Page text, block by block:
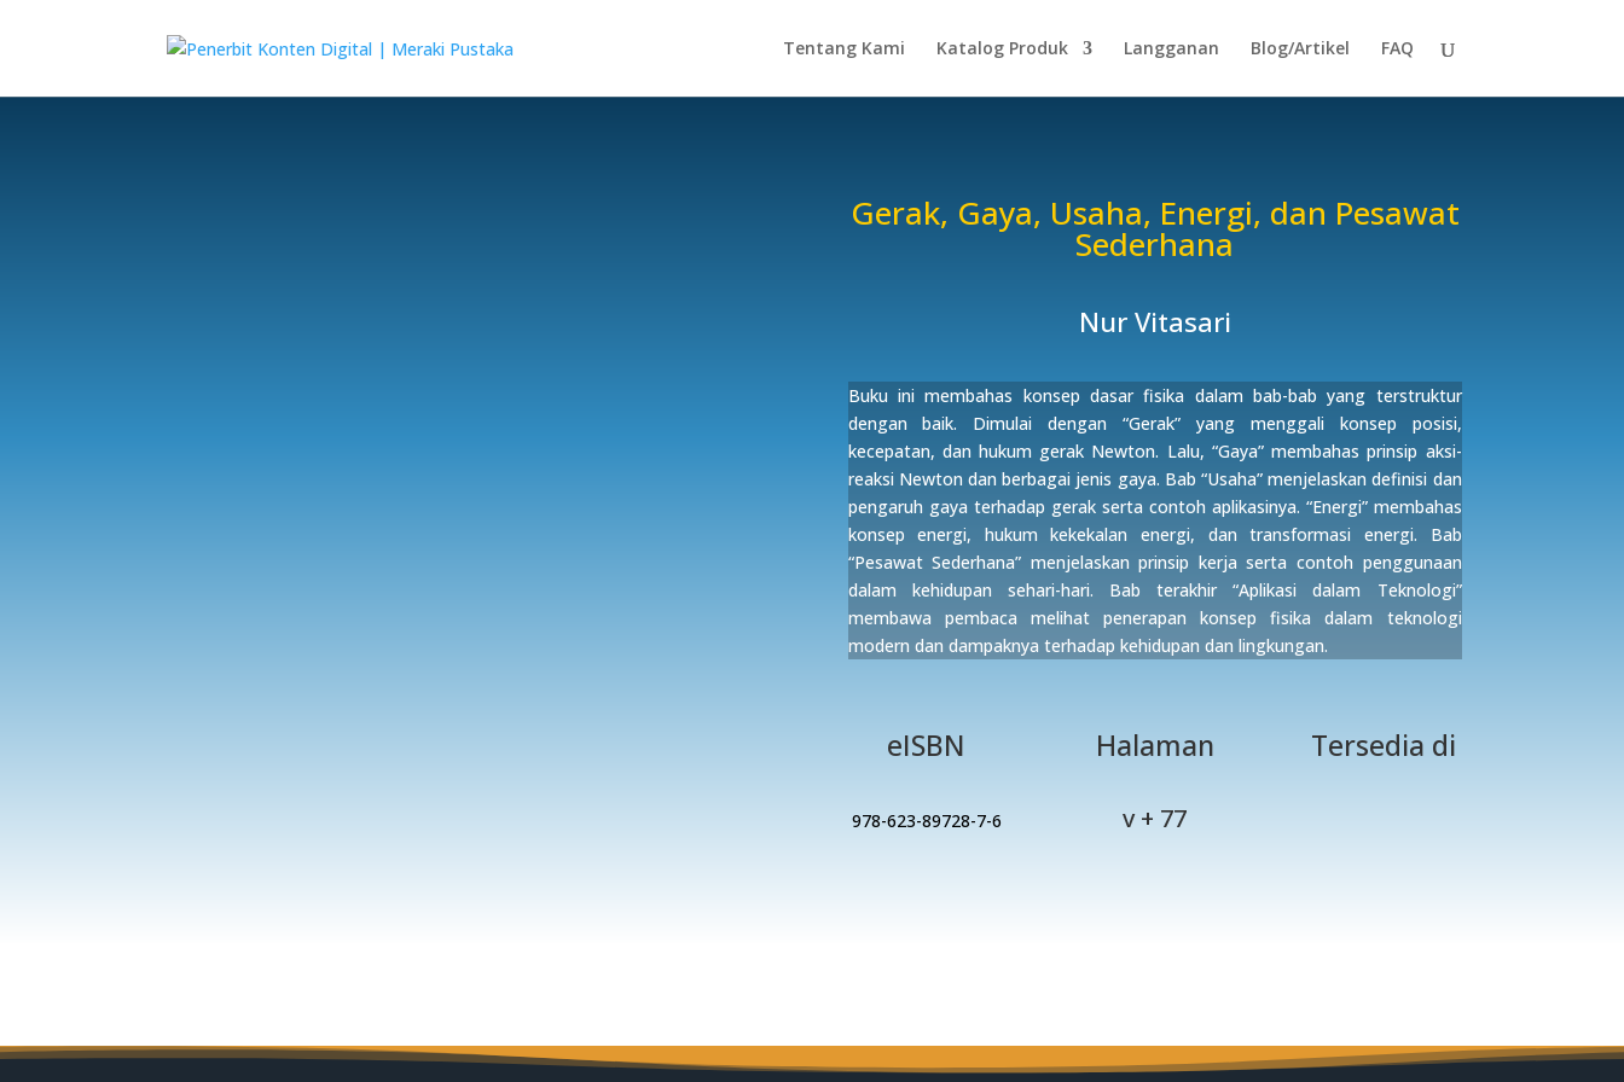
Tentang Kami Katalog Produk Langganan Blog/Artikel FAQ
Gerak, Gaya, Usaha, Energi, dan Pesawat
Sederhana
Nur Vitasari
Buku ini membahas konsep dasar fisika dalam bab-bab yang terstruktur
dengan baik. Dimulai dengan “Gerak” yang menggali konsep posisi,
kecepatan, dan hukum gerak Newton. Lalu, “Gaya” membahas prinsip aksi-
reaksi Newton dan berbagai jenis gaya. Bab “Usaha” menjelaskan definisi dan
pengaruh gaya terhadap gerak serta contoh aplikasinya. “Energi” membahas
konsep energi, hukum kekekalan energi, dan transformasi energi. Bab
“Pesawat Sederhana” menjelaskan prinsip kerja serta contoh penggunaan
dalam kehidupan sehari-hari. Bab terakhir “Aplikasi dalam Teknologi”
membawa pembaca melihat penerapan konsep fisika dalam teknologi
modern dan dampaknya terhadap kehidupan dan lingkungan.
eISBN
978-623-89728-7-6
Halaman
v + 77
Tersedia di